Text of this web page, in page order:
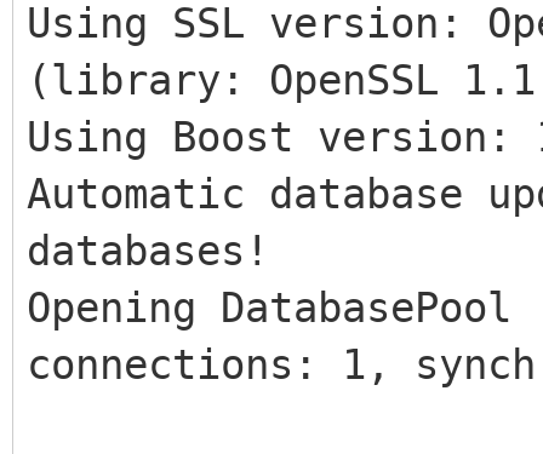
Using SSL version:
(library: OpenSSL
Using Boost version:
Automatic database
databases!
Opening
connections: 1,